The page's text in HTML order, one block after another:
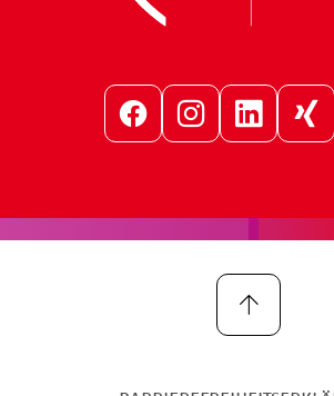
FacebookInstagramLinkedInXing